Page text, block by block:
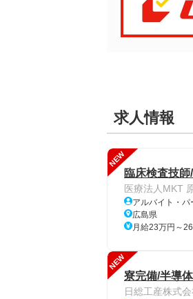
求人情報
NEW
臨床検査技
医療法人MKT
アルバイト・パ
広島県
月給23万円～
NEW
寮完備/半導
日総工産株式会